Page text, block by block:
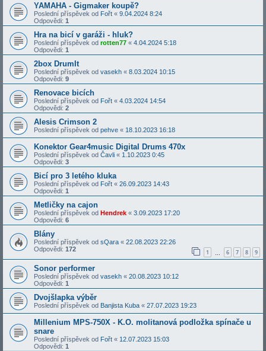
YAMAHA - Gigmaker koupě?
Poslední příspěvek od Fořt « 9.04.2024 8:24
Odpovědi: 1
Hra na bicí v garáži - hluk?
Poslední příspěvek od rotten77 « 4.04.2024 5:18
Odpovědi: 1
2box DrumIt
Poslední příspěvek od vasekh « 8.03.2024 10:15
Odpovědi: 9
Renovace bicích
Poslední příspěvek od Fořt « 4.03.2024 14:54
Odpovědi: 2
Alesis Crimson 2
Poslední příspěvek od pehve « 18.10.2023 16:18
Konektor Gear4music Digital Drums 470x
Poslední příspěvek od Čavli « 1.10.2023 0:45
Odpovědi: 3
Bicí pro 3 letého kluka
Poslední příspěvek od Fořt « 26.09.2023 14:43
Odpovědi: 1
Metličky na cajon
Poslední příspěvek od Hendrek « 3.09.2023 17:20
Odpovědi: 6
Blány
Poslední příspěvek od sQara « 22.08.2023 22:26
Odpovědi: 172 1 6 7 8 9
Sonor performer
Poslední příspěvek od vasekh « 20.08.2023 10:12
Odpovědi: 1
Dvojšlapka výběr
Poslední příspěvek od Banjista Kuba « 27.07.2023 19:23
Millenium MPS-750X - K.O. molitanová podložka spínače u
snare
Poslední příspěvek od Fořt « 12.07.2023 15:03
Odpovědi: 1